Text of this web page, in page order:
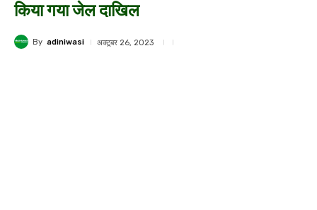
किया गया जेल दाखिल
By adiniwasi अक्टूबर 26, 2023